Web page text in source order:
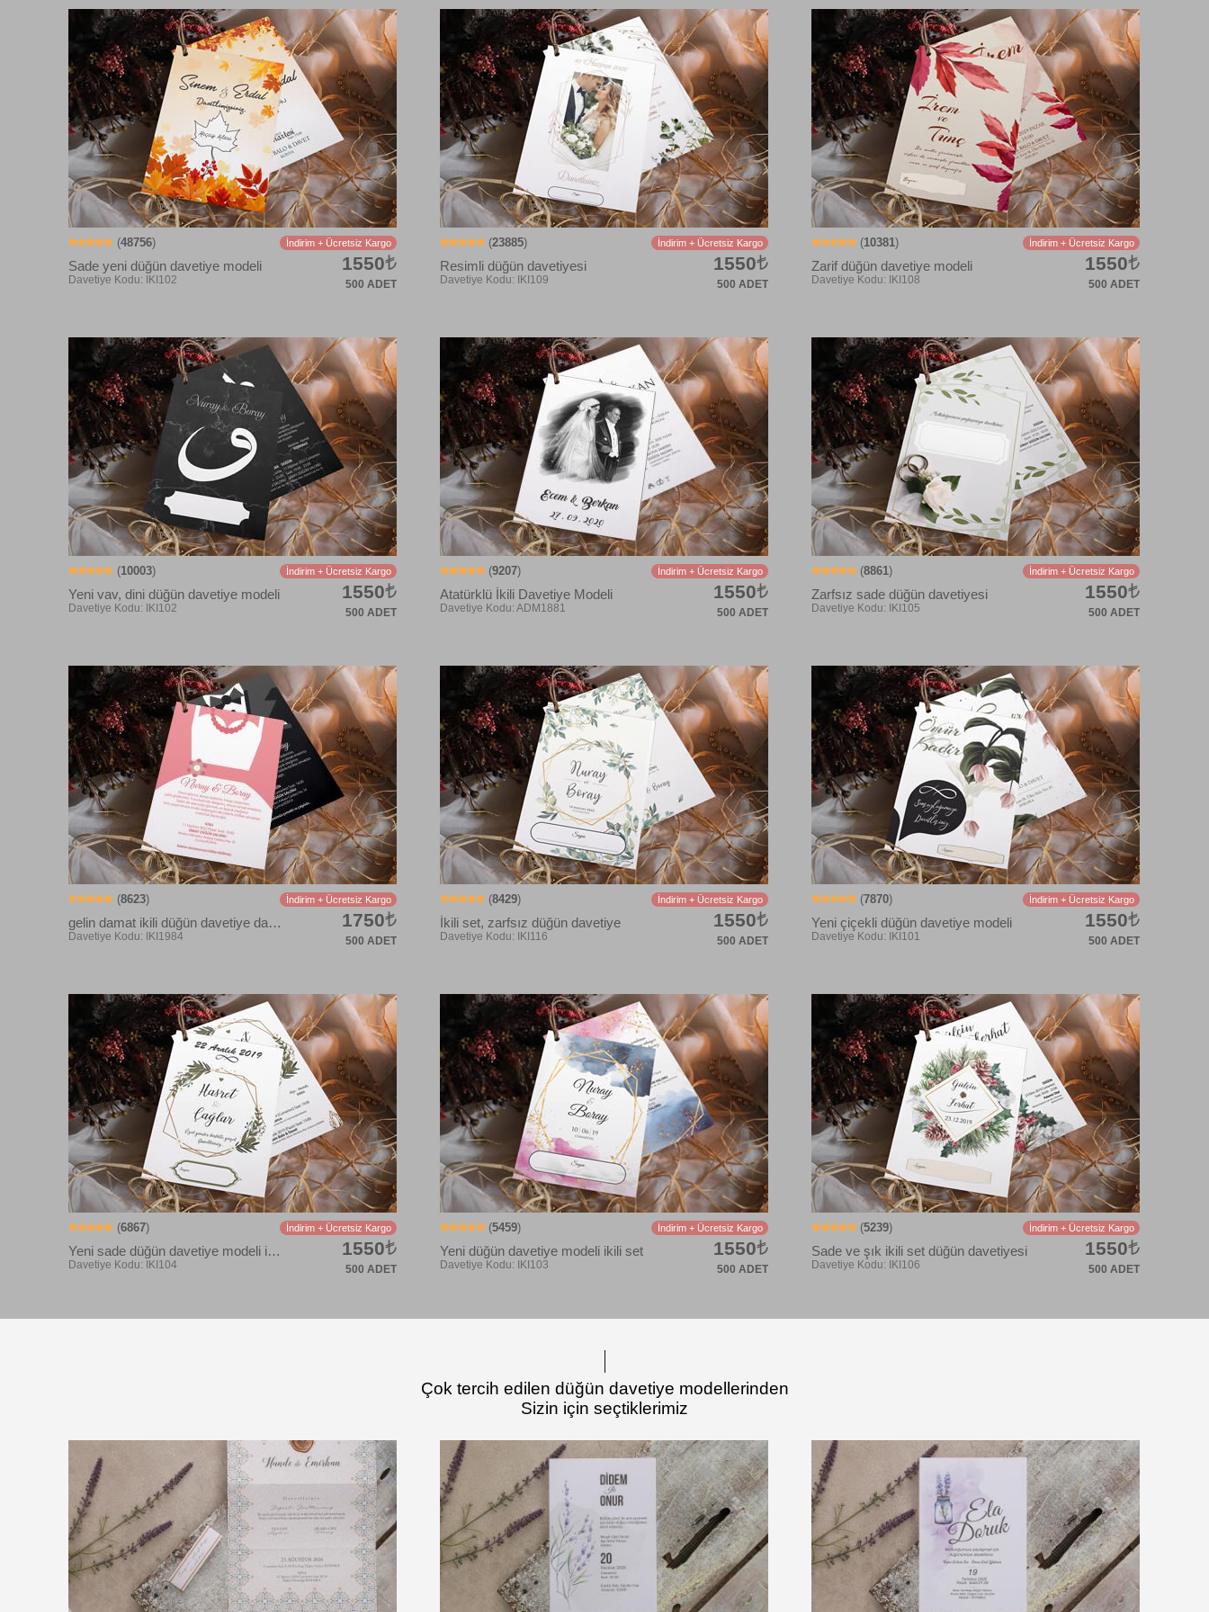
(48756) İndirim + Ücretsiz Kargo
Sade yeni düğün davetiye modeli
Davetiye Kodu: IKI102
1550
500 ADET
(23885) İndirim + Ücretsiz Kargo
Resimli düğün davetiyesi
Davetiye Kodu: IKI109
1550
500 ADET
(10381) İndirim + Ücretsiz Kargo
Zarif düğün davetiye modeli
Davetiye Kodu: IKI108
1550
500 ADET
(10003) İndirim + Ücretsiz Kargo
Yeni vav, dini düğün davetiye modeli
Davetiye Kodu: IKI102
1550
500 ADET
(9207) İndirim + Ücretsiz Kargo
Atatürklü İkili Davetiye Modeli
Davetiye Kodu: ADM1881
1550
500 ADET
(8861) İndirim + Ücretsiz Kargo
Zarfsız sade düğün davetiyesi
Davetiye Kodu: IKI105
1550
500 ADET
(8623) İndirim + Ücretsiz Kargo
gelin damat ikili düğün davetiye davetiyesi
Davetiye Kodu: IKI1984
1750
500 ADET
(8429) İndirim + Ücretsiz Kargo
İkili set, zarfsız düğün davetiye
Davetiye Kodu: IKI116
1550
500 ADET
(7870) İndirim + Ücretsiz Kargo
Yeni çiçekli düğün davetiye modeli
Davetiye Kodu: IKI101
1550
500 ADET
(6867) İndirim + Ücretsiz Kargo
Yeni sade düğün davetiye modeli ikili set 1550
500 ADET
(5459) İndirim + Ücretsiz Kargo
Yeni düğün davetiye modeli ikili set 1550
500 ADET
(5239) İndirim + Ücretsiz Kargo
Sade ve şık ikili set düğün davetiyesi 1550
500 ADET
Çok tercih edilen düğün davetiye modellerinden
Sizin için seçtiklerimiz